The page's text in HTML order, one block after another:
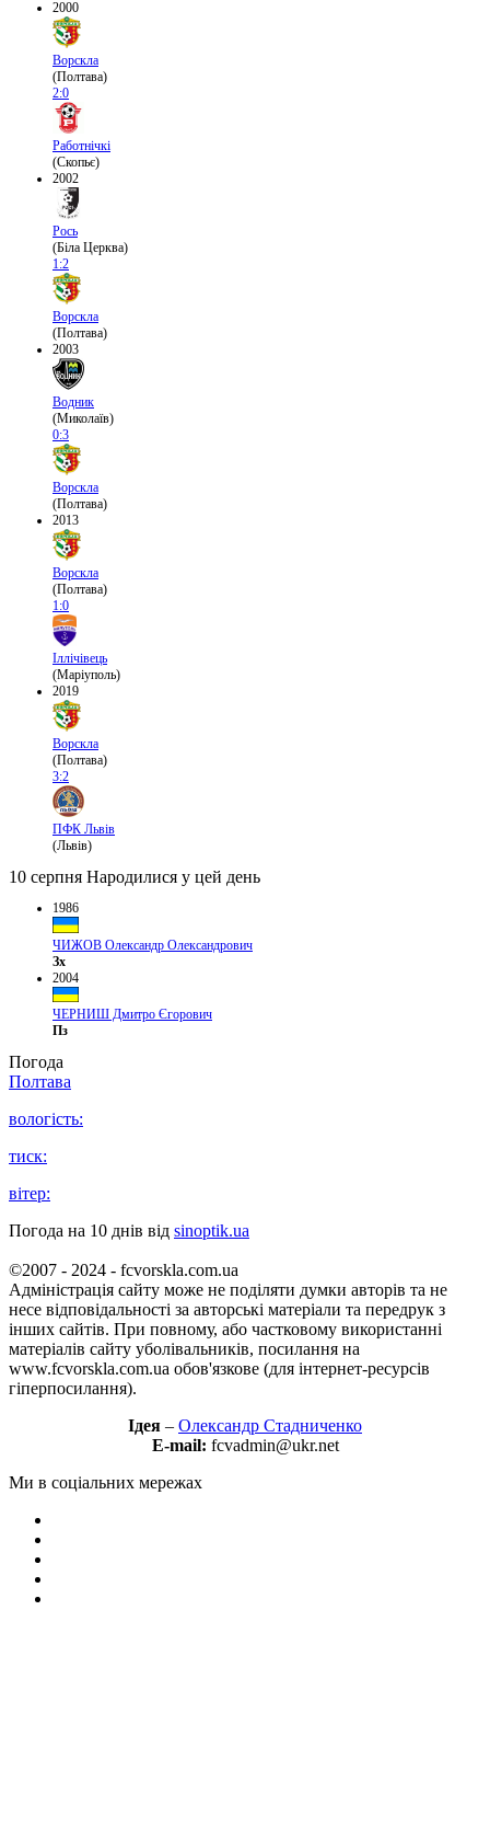
2000
Ворскла
(Полтава)
2:0
Работнічкі
(Скопьє)
2002
Рось
(Біла Церква)
1:2
Ворскла
(Полтава)
2003
Водник
(Миколаїв)
0:3
Ворскла
(Полтава)
2013
Ворскла
(Полтава)
1:0
Іллічівець
(Маріуполь)
2019
Ворскла
(Полтава)
3:2
ПФК Львів
(Львів)
10 серпня Народилися у цей день
1986
ЧИЖОВ Олександр Олександрович
Зх
2004
ЧЕРНИШ Дмитро Єгорович
Пз
Погода
Полтава
вологість:
тиск:
вітер:
Погода на 10 днів від sinoptik.ua
©2007 - 2024 - fcvorskla.com.ua
Адміністрація сайту може не поділяти думки авторів та не
несе відповідальності за авторські матеріали та передрук з
інших сайтів. При повному, або частковому використанні
матеріалів сайту уболівальників, посилання на
www.fcvorskla.com.ua обов'язкове (для інтернет-ресурсів
гіперпосилання).
Ідея – Олександр Стадниченко
E-mail: fcvadmin@ukr.net
Ми в соціальних мережах